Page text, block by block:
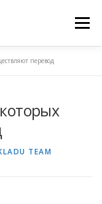
Меню
перевод
TEAM